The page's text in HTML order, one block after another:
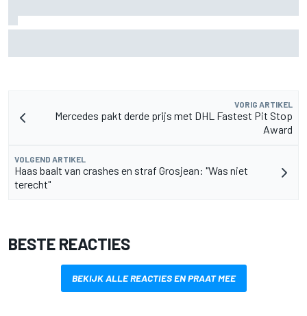
VORIG ARTIKEL
Mercedes pakt derde prijs met DHL Fastest Pit Stop
Award
VOLGEND ARTIKEL
Haas baalt van crashes en straf Grosjean: "Was niet
terecht"
BESTE REACTIES
BEKIJK ALLE REACTIES EN PRAAT MEE